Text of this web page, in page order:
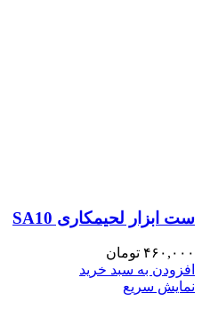
ست ابزار لحیمکاری SA10
۴۶۰,۰۰۰ تومان
افزودن به سبد خرید
نمایش سریع